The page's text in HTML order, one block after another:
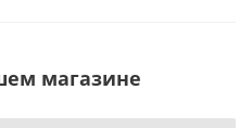
магазине